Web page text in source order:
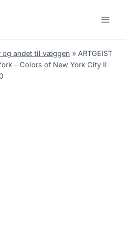
og andet til væggen » ARTGEIST
– Colors of New York City II